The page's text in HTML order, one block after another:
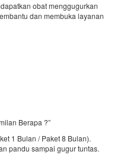
obat menggugurkan
dan membuka layanan
Berapa ?”
1 Bulan / Paket 8 Bulan).
pandu sampai gugur tuntas.